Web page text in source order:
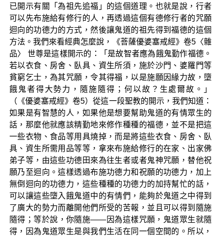
已開示有關「為祖先追福」的這個道理。也就是說，行者
可以先布施給有修行的人，再透過這個有德修行者的咒願
迴向的功德力的方式，然後讓鬼道的祖先得到福德的這個
方法。我們來看經典怎麼說，《菩薩優婆塞戒經》卷5〈雜
品〉 世尊是這樣開示的：「是故智者應為餓鬼勤作福德。
若以衣食、房舍、臥具、資生所須，施於沙門、婆羅門等
貧窮乞士，為其咒願，令其得福，以是施願因緣力故，墮
餓鬼者得大勢力，隨施隨得；何以故？生處爾故。」
（《優婆塞戒經》卷5）從這一段聖教的開示，我們知道：
如果是有智慧的人，如果他是想要幫助鬼道的有情眾生的
話，那麼他就應該精勤地來修作種種的福德，並不是把這
一些衣物、食品等用具燒掉，而是將這些衣食、房舍、臥
具、資生所需用品等等，拿來布施給修行的在家、出家佛
弟子等，由這些功德田來為往生者或者鬼神咒願，替他祝
願乃至迴向。這樣透過布施功德力和祝願的功德力，加上
無倒迴向的功德力，這些種種的功德力的加持幫忙的話，
可以讓這些墮入餓鬼道中的有情們，能夠於鬼道之中得到
了廣大的勢力而離開他們所受的苦報，並且可以得到隨施
隨得；等於說，你隨施——因為這樣咒願，鬼道眾生就隨
得，因為鬼道眾生是與我們生活在同一個空間的。所以，